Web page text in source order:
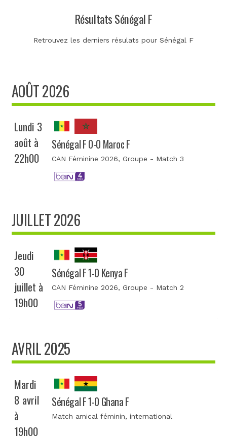
Résultats Sénégal F
Retrouvez les derniers résulats pour Sénégal F
AOÛT 2026
Lundi 3
août à
22h00
Sénégal F 0-0 Maroc F
CAN Féminine 2026, Groupe - Match 3
JUILLET 2026
Jeudi
30
juillet à
19h00
Sénégal F 1-0 Kenya F
CAN Féminine 2026, Groupe - Match 2
AVRIL 2025
Mardi
8 avril
à
19h00
Sénégal F 1-0 Ghana F
Match amical féminin, international